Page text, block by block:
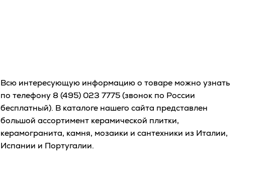
Всю интересующую информацию о товаре можно узнать
по телефону 8 (495) 023 7775(звонок по России
бесплатный). В каталоге нашего сайта представлен
большой ассортимент керамической плитки,
керамогранита, камня, мозаики и сантехники из Италии,
Испании и Португалии.